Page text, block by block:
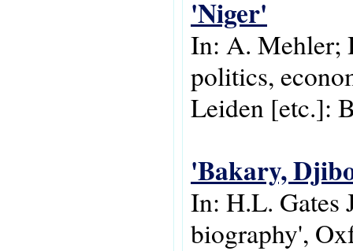
'Niger'
In: A. Mehler;
politics,
Leiden [etc.]:
'Bakary,
In: H.L. Gates
biography',